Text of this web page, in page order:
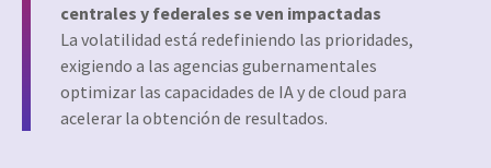
centrales y federales se ven impactadas
La volatilidad está redefiniendo las prioridades,
exigiendo a las agencias gubernamentales
optimizar las capacidades de IA y de cloud para
acelerar la obtención de resultados.